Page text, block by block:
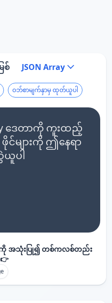
စ် JSON Array
ဝဘ်စာမျက်နှာမှ ထုတ်ယူပါ
ဒေတာကို ကူးထည့်
င်များကို ဤနေရာ
ပါ
းကို အသုံးပြု၍ တစ်ကလစ်တည်း